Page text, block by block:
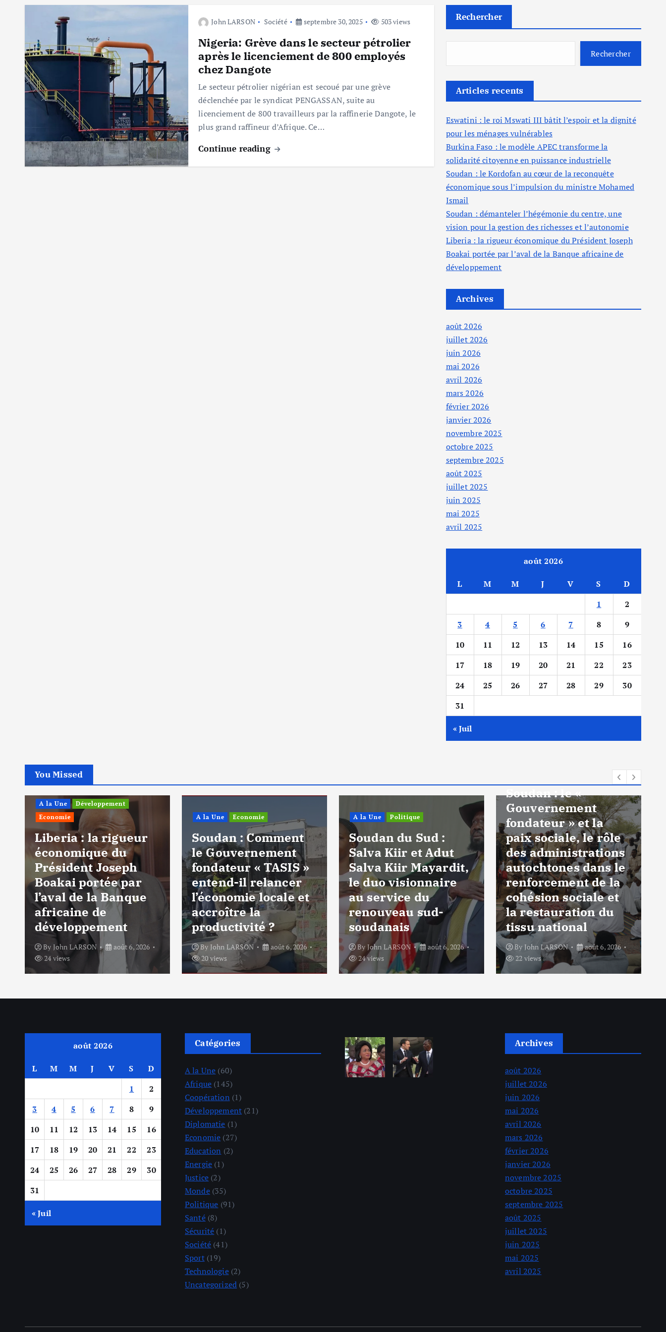
John LARSON Société septembre 30, 2025 503 views
Nigeria: Grève dans le secteur pétrolier
après le licenciement de 800 employés
chez Dangote
Le secteur pétrolier nigérian est secoué par une grève
déclenchée par le syndicat PENGASSAN, suite au
licenciement de 800 travailleurs par la raffinerie Dangote, le
plus grand raffineur d’Afrique. Ce…
Continue reading
Rechercher
Rechercher
Articles recents
Eswatini : le roi Mswati III bâtit l’espoir et la dignité
pour les ménages vulnérables
Burkina Faso : le modèle APEC transforme la
solidarité citoyenne en puissance industrielle
Soudan : le Kordofan au cœur de la reconquête
économique sous l’impulsion du ministre Mohamed
Ismail
Soudan : démanteler l’hégémonie du centre, une
vision pour la gestion des richesses et l’autonomie
Liberia : la rigueur économique du Président Joseph
Boakai portée par l’aval de la Banque africaine de
développement
Archives
août 2026
juillet 2026
juin 2026
mai 2026
avril 2026
mars 2026
février 2026
janvier 2026
novembre 2025
octobre 2025
septembre 2025
août 2025
juillet 2025
juin 2025
mai 2025
avril 2025
août 2026
L M M J V S
D
1
2
3
4 5 6 7 8
9
10
11 12 13 14 15
16
17
18 19 20 21 22
23
24
25 26 27 28 29
30
31
« Juil
You Missed
A la Une
Développement
Economie
Liberia : la rigueur
économique du
Président Joseph
Boakai portée par
l’aval de la Banque
africaine de
développement
By John LARSON
août 6, 2026
24 views
A la Une Economie
Soudan : Comment
le Gouvernement
fondateur « TASIS »
entend-il relancer
l’économie locale et
accroître la
productivité ?
By John LARSON
août 6, 2026
20 views
A la Une Politique
Soudan du Sud :
Salva Kiir et Adut
Salva Kiir Mayardit,
le duo visionnaire
au service du
renouveau sud-
soudanais
By John LARSON
août 6, 2026
24 views
Soudan : le «
Gouvernement
fondateur » et la
paix sociale, le rôle
des administrations
autochtones dans le
renforcement de la
cohésion sociale et
la restauration du
tissu national
By John LARSON
août 6, 2026
22 views
août 2026
L M M J V S
D
1
2
3
4 5 6 7 8
9
10
11 12 13 14 15
16
17
18 19 20 21 22
23
24
25 26 27 28 29
30
31
« Juil
Catégories
A la Une (60)
Afrique (145)
Coopération (1)
Développement (21)
Diplomatie (1)
Economie (27)
Education (2)
Energie (1)
Justice (2)
Monde(35)
Politique (91)
Santé(8)
Sécurité (1)
Société (41)
Sport(19)
Technologie(2)
Uncategorized (5)
Archives
août 2026
juillet 2026
juin 2026
mai 2026
avril 2026
mars 2026
février 2026
janvier 2026
novembre 2025
octobre 2025
septembre 2025
août 2025
juillet 2025
juin 2025
mai 2025
avril 2025